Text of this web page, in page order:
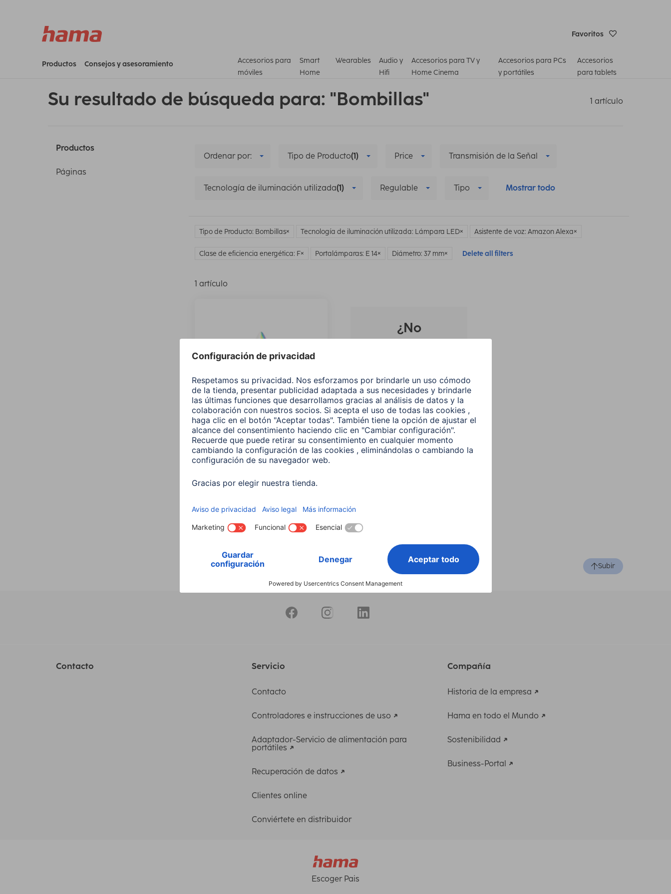
Favoritos
Productos Consejos y asesoramiento
Accesorios para
móviles
Smart
Home
Wearables
Audio y
Hifi
Accesorios para TV y
Home Cinema
Accesorios para PCs
y portátiles
Accesorios
para tablets
Su resultado de búsqueda para: "Bombillas" 1 artículo
Productos
Páginas
Ordenar por: Tipo de Producto(1) Price Transmisión de la Señal
Tecnología de iluminación utilizada(1) Regulable Tipo Mostrar todo
Tipo de Producto: Bombillas Tecnología de iluminación utilizada: Lámpara LED Asistente de voz: Amazon Alexa
Clase de eficiencia energética: F Portalámparas: E 14 Diámetro: 37 mm Delete all filters
1 artículo
Hama Lámpara LED WLAN
,E14, 5,5 W, RGBW, Regulable,
Vela, Para control por voz
00176599
¿No
buscas?
Buscar entre todos
nuestros
productos
Subir
Contacto Servicio
Contacto
Controladores e instrucciones de uso
Adaptador-Servicio de alimentación para
portátiles
Recuperación de datos
Clientes online
Conviértete en distribuidor
Compañía
Historia de la empresa
Hama en todo el Mundo
Sostenibilidad
Business-Portal
Escoger Pais